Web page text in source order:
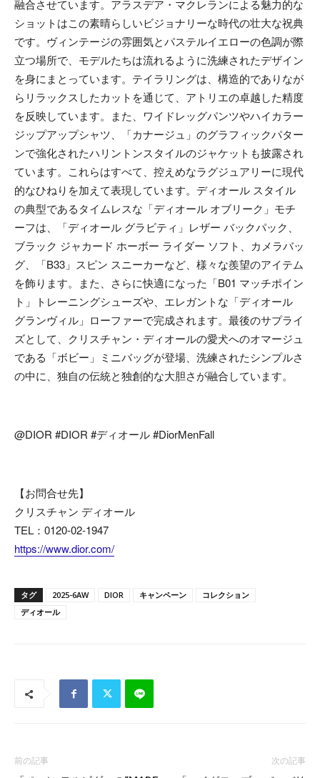
融合させています。アラスデア・マクレランによる魅力的な
ショットはこの素晴らしいビジョナリーな時代の壮大な祝典
です。ヴィンテージの雰囲気とパステルイエローの色調が際
立つ場所で、モデルたちは流れるように洗練されたデザイン
を身にまとっています。テイラリングは、構造的でありなが
らリラックスしたカットを通じて、アトリエの卓越した精度
を反映しています。また、ワイドレッグパンツやハイカラー
ジップアップシャツ、「カナージュ」のグラフィックパター
ンで強化されたハリントンスタイルのジャケットも披露され
ています。これらはすべて、控えめなラグジュアリーに現代
的なひねりを加えて表現しています。ディオール スタイル
の典型であるタイムレスな「ディオール オブリーク」モチ
ーフは、「ディオール グラビティ」レザー バックパック、
ブラック ジャカード ホーボー ライダー ソフト、カメラバッ
グ、「B33」スピン スニーカーなど、様々な羨望のアイテム
を飾ります。また、さらに快適になった「B01 マッチポイン
ト」トレーニングシューズや、エレガントな「ディオール
グランヴィル」ローファーで完成されます。最後のサプライ
ズとして、クリスチャン・ディオールの愛犬へのオマージュ
である「ボビー」ミニバッグが登場、洗練されたシンプルさ
の中に、独自の伝統と独創的な大胆さが融合しています。
@DIOR #DIOR #ディオール #DiorMenFall
【お問合せ先】
クリスチャン ディオール
TEL：0120-02-1947
https://www.dior.com/
タグ 2025-6AW DIOR キャンペーン
コレクション
ディオール
前の記事 次の記事